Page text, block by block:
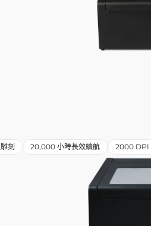
刻 20,000 小時長效續航 2000 DPI